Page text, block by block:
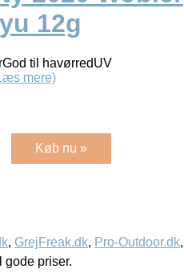
12g
til havørredUV
mere)
Køb nu »
, GrejFreak.dk, Pro-Outdoor.dk,
gode priser.